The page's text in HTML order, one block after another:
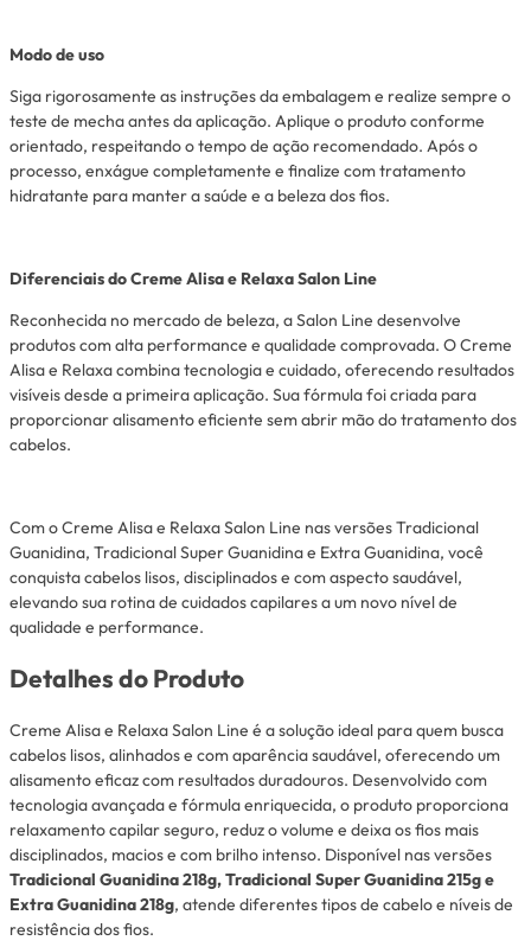
Modo de uso
Siga rigorosamente as instruções da embalagem e realize sempre o
teste de mecha antes da aplicação. Aplique o produto conforme
orientado, respeitando o tempo de ação recomendado. Após o
processo, enxágue completamente e finalize com tratamento
hidratante para manter a saúde e a beleza dos fios.
Diferenciais do Creme Alisa e Relaxa Salon Line
Reconhecida no mercado de beleza, a Salon Line desenvolve
produtos com alta performance e qualidade comprovada. O Creme
Alisa e Relaxa combina tecnologia e cuidado, oferecendo resultados
visíveis desde a primeira aplicação. Sua fórmula foi criada para
proporcionar alisamento eficiente sem abrir mão do tratamento dos
cabelos.
Com o Creme Alisa e Relaxa Salon Line nas versões Tradicional
Guanidina, Tradicional Super Guanidina e Extra Guanidina, você
conquista cabelos lisos, disciplinados e com aspecto saudável,
elevando sua rotina de cuidados capilares a um novo nível de
qualidade e performance.
Detalhes do Produto
Creme Alisa e Relaxa Salon Line é a solução ideal para quem busca
cabelos lisos, alinhados e com aparência saudável, oferecendo um
alisamento eficaz com resultados duradouros. Desenvolvido com
tecnologia avançada e fórmula enriquecida, o produto proporciona
relaxamento capilar seguro, reduz o volume e deixa os fios mais
disciplinados, macios e com brilho intenso. Disponível nas versões
Tradicional Guanidina 218g, Tradicional Super Guanidina 215g e
Extra Guanidina 218g, atende diferentes tipos de cabelo e níveis de
resistência dos fios.